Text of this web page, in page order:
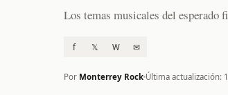
Los temas musicales del esperado
f 𝕏 W ✉
Por Monterrey Rock Última actualización: